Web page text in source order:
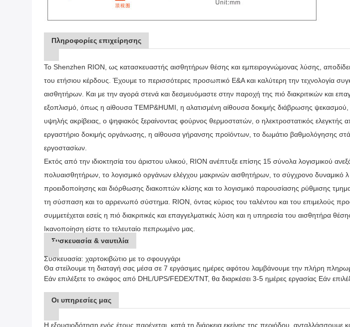
Πληροφορίες επιχείρησης
Το Shenzhen RION, ως κατασκευαστής αισθητήρων θέσης και εμπειρογνώμονας λύσης,
του ετήσιου κέρδους. Έχουμε το περισσότερες προσωπικό Ε&Α και καλύτερη την τεχνολογία
αισθητήρων. Και με την αγορά στενά και δεσμευόμαστε στην παροχή της πιό διακριτικών και
εξοπλισμό, όπως η αίθουσα TEMP&HUMI, η αλατισμένη αίθουσα δοκιμής διάβρωσης
υψηλής ακρίβειας, ο ψηφιακός ξεραίνοντας φούρνος θερμοστατών, ο ηλεκτροστατικός
εργαστήριο δοκιμής οργάνωσης, η αίθουσα γήρανσης προϊόντων, το δωμάτιο βαθμολόγησης
εργοστασίων.
Εκτός από την ιδιοκτησία του άριστου υλικού, RION ανέπτυξε επίσης 15 σύνολα λογισμικού
πολυαισθητήρων, το λογισμικό οργάνων ελέγχου μακρινών αισθητήρων, το σύγχρονο δυναμικό
προειδοποίησης και διόρθωσης διακοπτών κλίσης και το λογισμικό παρουσίασης ρύθμισης
τη σύσπαση και το αρρενωπό σύστημα. RION, όντας κύριος του ταλέντου και του επιμελούς
συμμετέχεται εσείς η πιό διακριτικές και επαγγελματικές λύση και η υπηρεσία του αισθητήρα
Ικανοποίηση είστε το τελευταίο πεπρωμένο μας.
Συσκευασία & ναυτιλία
Συσκευασία: χαρτοκιβώτιο με το σφουγγάρι
Θα στείλουμε τη διαταγή σας μέσα σε 7 εργάσιμες ημέρες αφότου λαμβάνουμε την πλήρη
Εάν επιλέξετε το σκάφος από DHL/UPS/FEDEX/TNT, θα διαρκέσει 3-5 ημέρες εργασίας Εάν
Οι υπηρεσίες μας
Η εξουσιοδότηση ενός έτους παρέχεται, κατά τη διάρκεια εκείνης της περιόδου, ανταλλάσσουμε